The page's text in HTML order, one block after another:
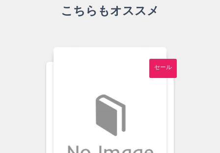
こちらもオススメ
セール